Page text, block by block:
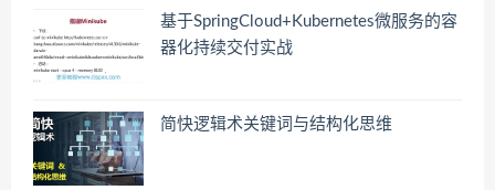
基于SpringCloud+Kubernetes微服务的容
器化持续交付实战
简快逻辑术关键词与结构化思维